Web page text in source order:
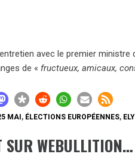
avec le premier ministre
de « fructueux, amicaux,
MAI, ÉLECTIONS EUROPÉENNES,
SUR WEBULLITION…